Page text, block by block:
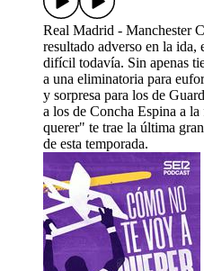
Real Madrid - Manchester
resultado adverso en la
difícil todavía. Sin apenas
a una eliminatoria para
y sorpresa para los de
a los de Concha Espina a
querer" te trae la última
de esta temporada.